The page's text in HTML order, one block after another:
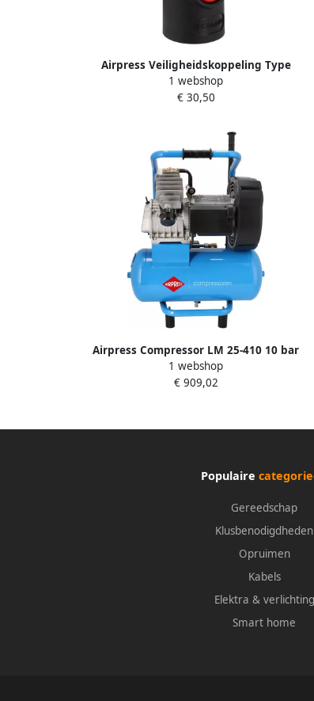
Airpress Veiligheidskoppeling Type
Euro 12 mm slangaansluiting 43E812
1 webshop
€ 30,50
Airpress Compressor LM 25-410 10 bar
3 pk 2.2 kW 328 l min 25 l 36606
1 webshop
€ 909,02
Populaire
Gereedschap
Klusbenodigdheden
Opruimen
Kabels
Elektra & verlichting
Smart home